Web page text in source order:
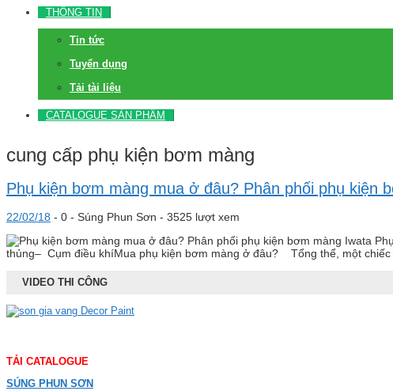
THÔNG TIN
Tin tức
Tuyển dụng
Tải tài liệu
CATALOGUE SẢN PHẨM
cung cấp phụ kiện bơm màng
Phụ kiện bơm màng mua ở đâu? Phân phối phụ kiện
22/02/18 - 0 - Súng Phun Sơn - 3525 lượt xem
thủng– Cụm điều khíMua phụ kiện bơm màng ở đâu? Tổng thể, một
VIDEO THI CÔNG
TẢI CATALOGUE
SÚNG PHUN SƠN